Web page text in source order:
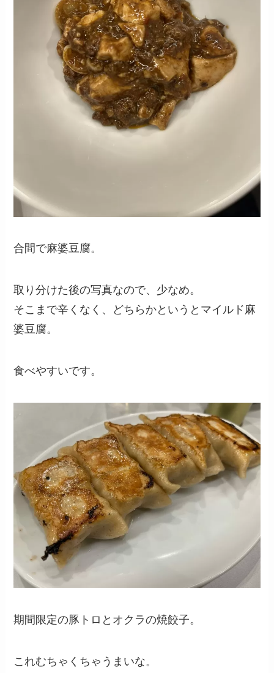
合間で麻婆豆腐。
取り分けた後の写真なので、少なめ。
そこまで辛くなく、どちらかというとマイルド麻
婆豆腐。
食べやすいです。
期間限定の豚トロとオクラの焼餃子。
これむちゃくちゃうまいな。